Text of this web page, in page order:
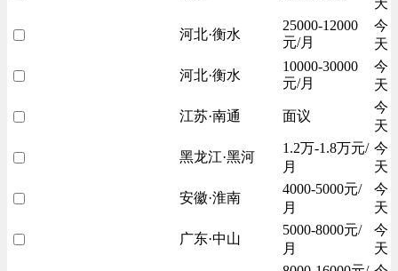
河北·衡水
25000-12000
元/月
今
天
河北·衡水
10000-30000
元/月
今
天
江苏·南通 面议
今
天
黑龙江·黑河
1.2万-1.8万元/
月
今
天
安徽·淮南
4000-5000元/
月
今
天
广东·中山
5000-8000元/
月
今
天